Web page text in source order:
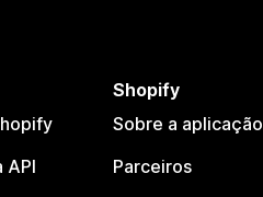
API
Shopify
Sobre a aplicação
Parceiros